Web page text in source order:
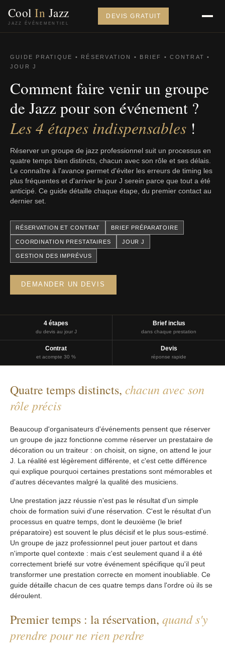
Cool In Jazz
JAZZ ÉVÉNEMENTIEL
DEVIS GRATUIT
GUIDE PRATIQUE • RÉSERVATION • BRIEF • CONTRAT •
JOUR J
Comment faire venir un groupe
de Jazz pour son événement ?
Les 4 étapes indispensables !
Réserver un groupe de jazz professionnel suit un processus en
quatre temps bien distincts, chacun avec son rôle et ses délais.
Le connaître à l'avance permet d'éviter les erreurs de timing les
plus fréquentes et d'arriver le jour J serein parce que tout a été
anticipé. Ce guide détaille chaque étape, du premier contact au
dernier set.
RÉSERVATION ET CONTRAT BRIEF PRÉPARATOIRE
COORDINATION PRESTATAIRES JOUR J
GESTION DES IMPRÉVUS
DEMANDER UN DEVIS
4 étapes
du devis au jour J
Brief inclus
dans chaque prestation
Contrat
et acompte 30 %
Devis
réponse rapide
Quatre temps distincts, chacun avec son
rôle précis
Beaucoup d'organisateurs d'événements pensent que réserver
un groupe de jazz fonctionne comme réserver un prestataire de
décoration ou un traiteur : on choisit, on signe, on attend le jour
J. La réalité est légèrement différente, et c'est cette différence
qui explique pourquoi certaines prestations sont mémorables et
d'autres décevantes malgré la qualité des musiciens.
Une prestation jazz réussie n'est pas le résultat d'un simple
choix de formation suivi d'une réservation. C'est le résultat d'un
processus en quatre temps, dont le deuxième (le brief
préparatoire) est souvent le plus décisif et le plus sous-estimé.
Un groupe de jazz professionnel peut jouer partout et dans
n'importe quel contexte : mais c'est seulement quand il a été
correctement briefé sur votre événement spécifique qu'il peut
transformer une prestation correcte en moment inoubliable. Ce
guide détaille chacun de ces quatre temps dans l'ordre où ils se
déroulent.
Premier temps : la réservation, quand s'y
prendre pour ne rien perdre